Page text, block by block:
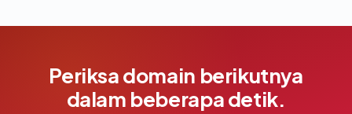
Periksa domain berikutnya
dalam beberapa detik.